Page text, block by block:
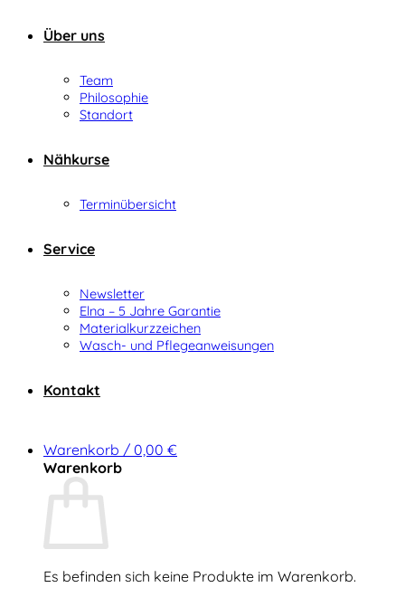
Über uns
Team
Philosophie
Standort
Nähkurse
Terminübersicht
Service
Newsletter
Elna – 5 Jahre Garantie
Materialkurzzeichen
Wasch- und Pflegeanweisungen
Kontakt
Warenkorb / 0,00 €
Warenkorb
Es befinden sich keine Produkte im Warenkorb.